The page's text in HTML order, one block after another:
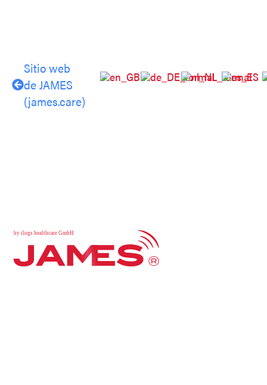
Sitio web
de JAMES
(james.care)
by ilogs healthcare GmbH